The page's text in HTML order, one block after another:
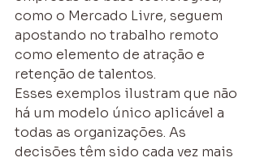
como o Mercado Livre, seguem
apostando no trabalho remoto
como elemento de atração e
retenção de talentos.
Esses exemplos ilustram que não
há um modelo único aplicável a
todas as organizações. As
decisões têm sido cada vez mais